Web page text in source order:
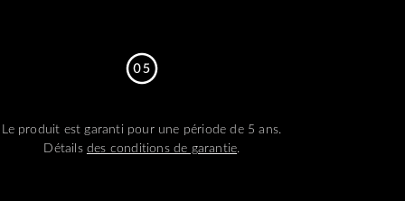
Le produit est garanti pour une période de 5 ans.
Détails des conditions de garantie.